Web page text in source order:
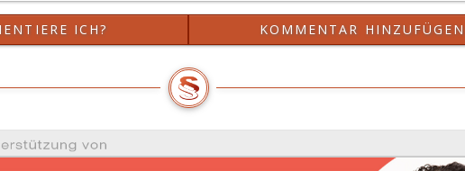
ICH? KOMMENTAR HINZUFÜGEN